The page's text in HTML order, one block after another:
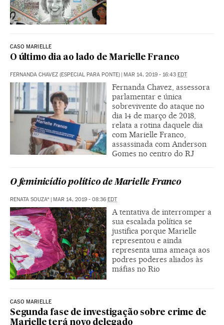
CASO MARIELLE
O último dia ao lado de Marielle Franco
FERNANDA CHAVEZ (ESPECIAL PARA PONTE) | MAR 14, 2019 - 16:43 EDT
Fernanda Chavez, assessora
parlamentar e única
sobrevivente do ataque no
dia 14 de março de 2018,
relata a rotina daquele dia
com Marielle Franco,
assassinada com Anderson
Gomes no centro do RJ
O feminicídio político de Marielle Franco
RENATA SOUZA* | MAR 14, 2019 - 08:36 EDT
A tentativa de interromper a
sua escalada política se
justifica porque Marielle
representou e ainda
representa uma ameaça aos
podres poderes aliados às
máfias no Rio
CASO MARIELLE
Segunda fase de investigação sobre crime de
Marielle terá novo delegado